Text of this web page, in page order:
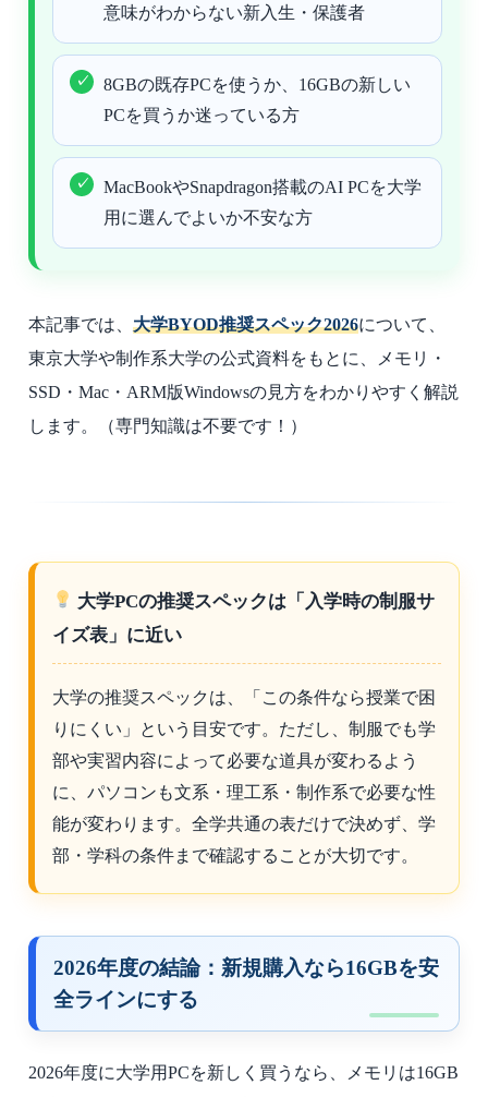
意味がわからない新入生・保護者
8GBの既存PCを使うか、16GBの新しい
PCを買うか迷っている方
MacBookやSnapdragon搭載のAI PCを大学
用に選んでよいか不安な方
本記事では、 大学BYOD推奨スペック2026について、
東京大学や制作系大学の公式資料をもとに、メモリ・
SSD・Mac・ARM版Windowsの見方をわかりやすく解説
します。
（専門知識は不要です！）
大学PCの推奨スペックは「入学時の制服サ
イズ表」に近い
大学の推奨スペックは、「この条件なら授業で困
りにくい」という目安です。ただし、制服でも学
部や実習内容によって必要な道具が変わるよう
に、パソコンも文系・理工系・制作系で必要な性
能が変わります。全学共通の表だけで決めず、学
部・学科の条件まで確認することが大切です。
2026年度の結論：新規購入なら16GBを安
全ラインにする
2026年度に大学用PCを新しく買うなら、メモリは16GB